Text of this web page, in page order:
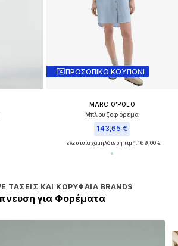
ΠΡΟΣΩΠΙΚΟ ΚΟΥΠΟΝΙ
MARC O'POLO
Μπλουζοφόρεμα
143,65 €
Τελευταία χαμηλότερη τιμή:169,00 €
ΤΆΣΕΙΣ ΚΑΙ ΚΟΡΥΦΑΊΑ BRANDS
για Φορέματα